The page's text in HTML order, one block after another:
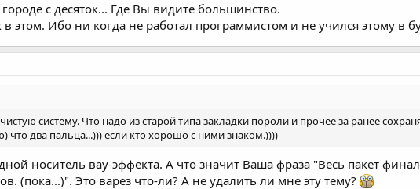
с десяток... Где Вы видите большинство.
Ибо ни когда не работал программистом и не учился этому в
систему. Что надо из старой типа закладки пороли и прочее за ранее
что два пальца...))) если кто хорошо с ними знаком.))))
носитель вау-эффекта. А что значит Ваша фраза "Весь пакет
(пока...)". Это варез что-ли? А не удалить ли мне эту тему?